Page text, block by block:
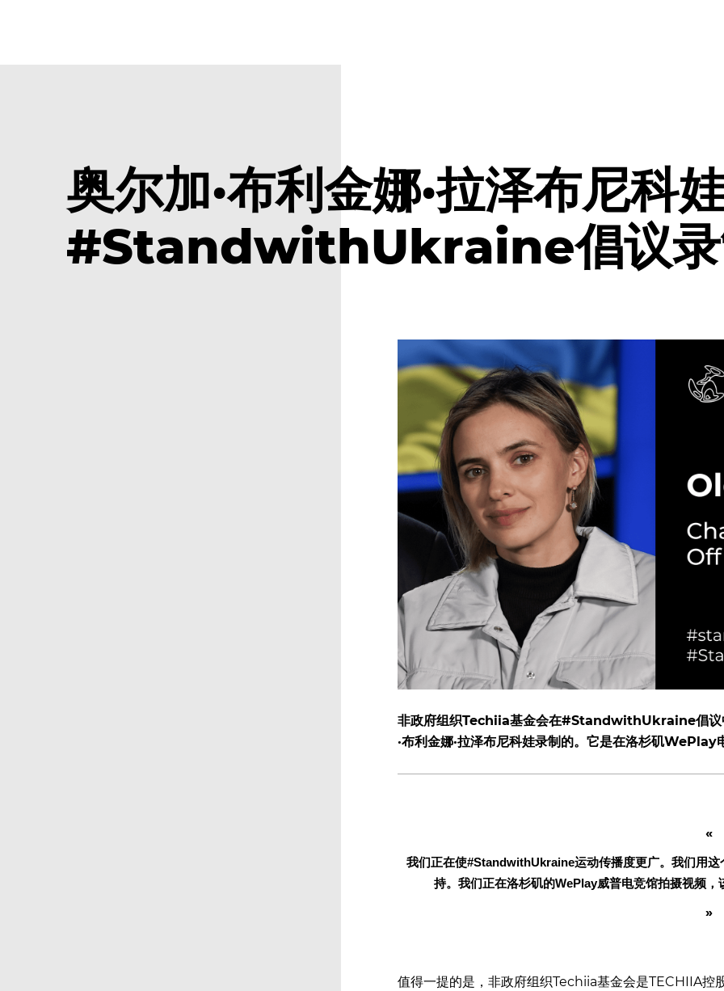
奥尔加·布利金娜·拉泽布尼科
#StandwithUkraine倡议录
非政府组织Techiia基金会在#StandwithUkraine倡议
·布利金娜·拉泽布尼科娃录制的。它是在洛杉矶WePlay
我们正在使#StandwithUkraine运动传播度更广。我们用
持。我们正在洛杉矶的WePlay威普电竞馆拍摄视频，
值得一提的是，非政府组织Techiia基金会是TECHIIA控